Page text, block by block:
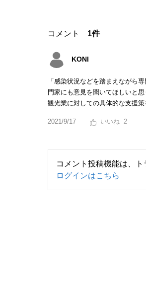
コメント 1件
KONI
「感染状況などを踏まえながら
門家にも意見を聞いてほしいと
観光業に対しての具体的な支援
2021/9/17 2
コメント投稿機能は、
ログインはこちら